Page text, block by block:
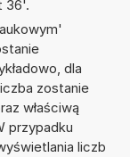
36'.
dla
zostanie
właściwą
przypadku
liczb